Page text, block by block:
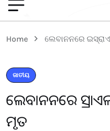
Home ଲେବାନନରେ
ଜାତୀୟ
ଲେବାନନରେ
ମୃତ